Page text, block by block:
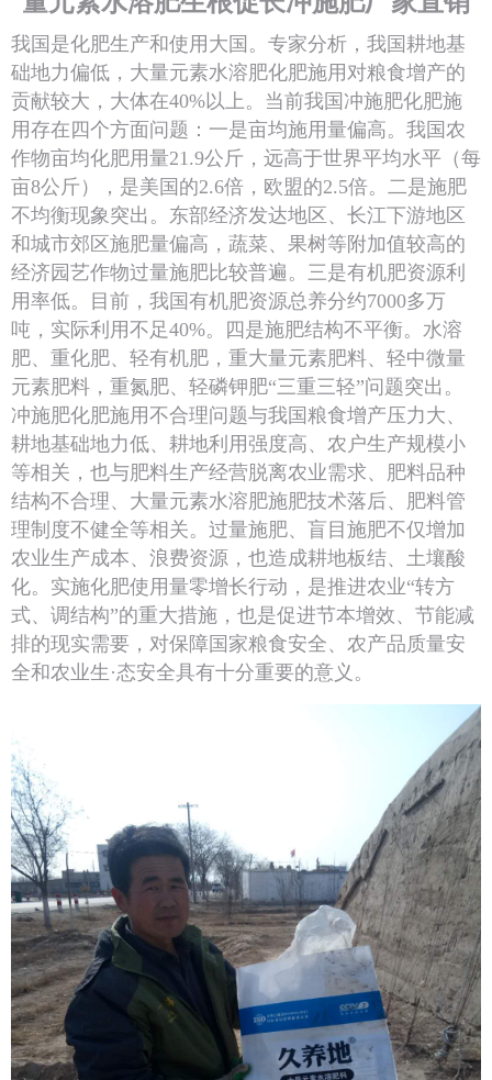
我国是化肥生产和使用大国。专家分析，我国耕地基
础地力偏低，大量元素水溶肥化肥施用对粮食增产的
贡献较大，大体在40%以上。当前我国冲施肥化肥施
用存在四个方面问题：一是亩均施用量偏高。我国农
作物亩均化肥用量21.9公斤，远高于世界平均水平（每
亩8公斤），是美国的2.6倍，欧盟的2.5倍。二是施肥
不均衡现象突出。东部经济发达地区、长江下游地区
和城市郊区施肥量偏高，蔬菜、果树等附加值较高的
经济园艺作物过量施肥比较普遍。三是有机肥资源利
用率低。目前，我国有机肥资源总养分约7000多万
吨，实际利用不足40%。四是施肥结构不平衡。水溶
肥、重化肥、轻有机肥，重大量元素肥料、轻中微量
元素肥料，重氮肥、轻磷钾肥“三重三轻”问题突出。
冲施肥化肥施用不合理问题与我国粮食增产压力大、
耕地基础地力低、耕地利用强度高、农户生产规模小
等相关，也与肥料生产经营脱离农业需求、肥料品种
结构不合理、大量元素水溶肥施肥技术落后、肥料管
理制度不健全等相关。过量施肥、盲目施肥不仅增加
农业生产成本、浪费资源，也造成耕地板结、土壤酸
化。实施化肥使用量零增长行动，是推进农业“转方
式、调结构”的重大措施，也是促进节本增效、节能减
排的现实需要，对保障国家粮食安全、农产品质量安
全和农业生·态安全具有十分重要的意义。